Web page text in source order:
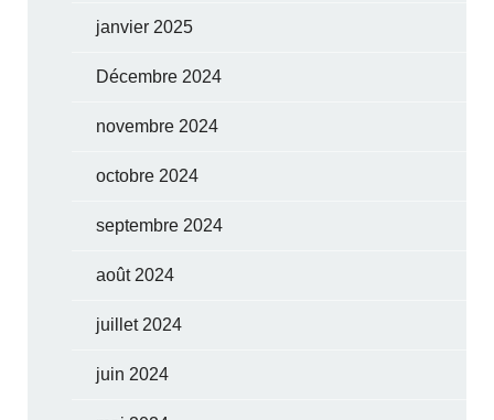
janvier 2025
Décembre 2024
novembre 2024
octobre 2024
septembre 2024
août 2024
juillet 2024
juin 2024